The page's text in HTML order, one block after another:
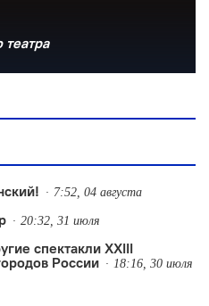
7:52, 04 августа
20:32, 31 июля
спектакли XXIII
России
18:16, 30 июля